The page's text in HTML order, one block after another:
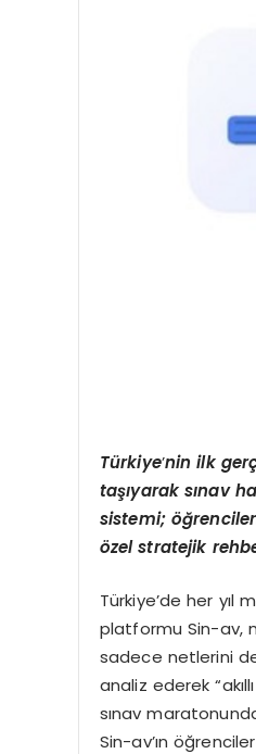
Türkiye’nin ilk
taşıyarak sınav
sistemi;
özel stratejik
Türkiye’de her yıl
platformu Sin-av,
sadece netlerini
analiz ederek
sınav
Sin-av’ın